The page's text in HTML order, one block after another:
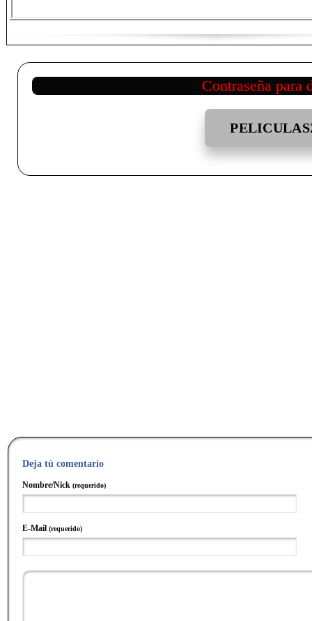
Contraseña para
Deja tú comentario
Nombre/Nick (requerido)
E-Mail (requerido)